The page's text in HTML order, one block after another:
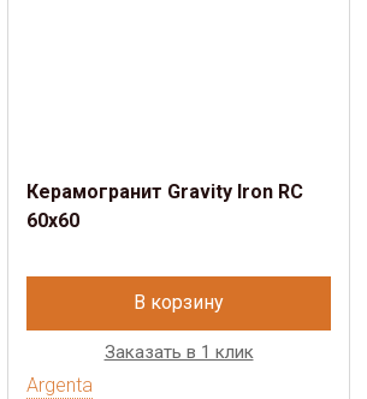
Керамогранит Gravity Iron RC
60x60
В корзину
Заказать в 1 клик
Argenta